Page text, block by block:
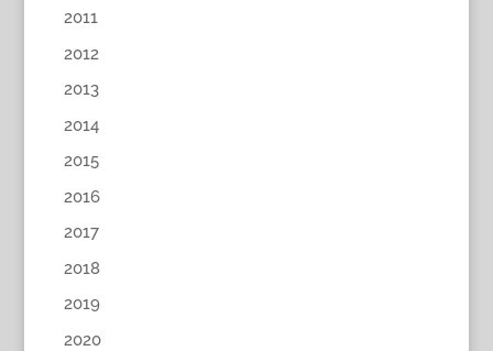
2011
2012
2013
2014
2015
2016
2017
2018
2019
2020